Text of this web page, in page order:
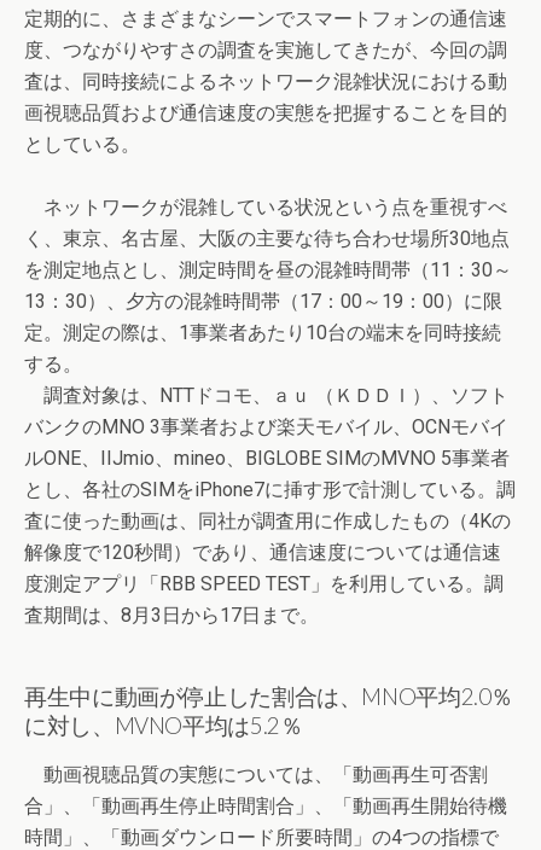
定期的に、さまざまなシーンでスマートフォンの通信速
度、つながりやすさの調査を実施してきたが、今回の調
査は、同時接続によるネットワーク混雑状況における動
画視聴品質および通信速度の実態を把握することを目的
としている。
ネットワークが混雑している状況という点を重視すべ
く、東京、名古屋、大阪の主要な待ち合わせ場所30地点
を測定地点とし、測定時間を昼の混雑時間帯（11：30～
13：30）、夕方の混雑時間帯（17：00～19：00）に限
定。測定の際は、1事業者あたり10台の端末を同時接続
する。
調査対象は、NTTドコモ、ａｕ （ＫＤＤＩ）、ソフト
バンクのMNO 3事業者および楽天モバイル、OCNモバイ
ルONE、IIJmio、mineo、BIGLOBE SIMのMVNO 5事業者
とし、各社のSIMをiPhone7に挿す形で計測している。調
査に使った動画は、同社が調査用に作成したもの（4Kの
解像度で120秒間）であり、通信速度については通信速
度測定アプリ「RBB SPEED TEST」を利用している。調
査期間は、8月3日から17日まで。
再生中に動画が停止した割合は、MNO平均2.0％
に対し、MVNO平均は5.2％
動画視聴品質の実態については、「動画再生可否割
合」、「動画再生停止時間割合」、「動画再生開始待機
時間」、「動画ダウンロード所要時間」の4つの指標で